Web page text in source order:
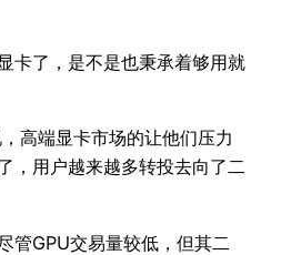
卡了，是不是也秉承着够用就
高端显卡市场的让他们压力
，用户越来越多转投去向了二
管GPU交易量较低，但其二